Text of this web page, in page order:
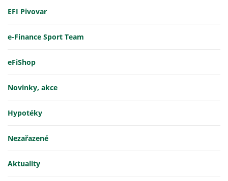
EFI Pivovar
e-Finance Sport Team
eFiShop
Novinky, akce
Hypotéky
Nezařazené
Aktuality